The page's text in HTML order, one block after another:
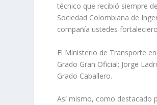
técnico que recibió siempre
Sociedad Colombiana de
compañía ustedes
El Ministerio de Transporte
Grado Gran Oficial; Jorge
Grado Caballero.
Así mismo, como destacado